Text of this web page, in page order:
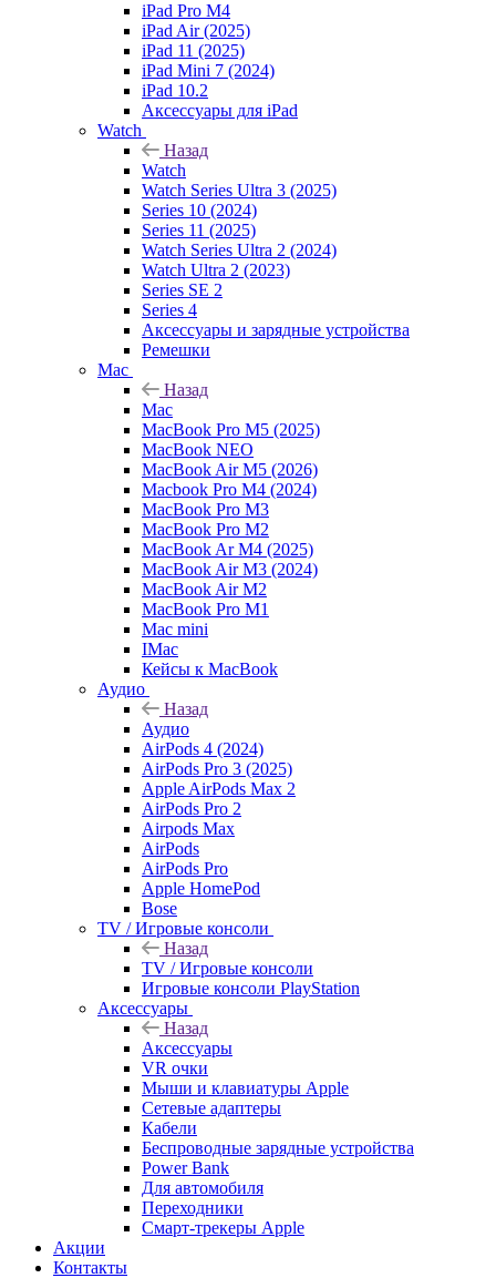
iPad Pro M4
iPad Air (2025)
iPad 11 (2025)
iPad Mini 7 (2024)
iPad 10.2
Аксессуары для iPad
Watch
Назад
Watch
Watch Series Ultra 3 (2025)
Series 10 (2024)
Series 11 (2025)
Watch Series Ultra 2 (2024)
Watch Ultra 2 (2023)
Series SE 2
Series 4
Аксессуары и зарядные устройства
Ремешки
Mac
Назад
Mac
MacBook Pro M5 (2025)
MacBook NEO
MacBook Air M5 (2026)
Macbook Pro M4 (2024)
MacBook Pro M3
MacBook Pro M2
MacBook Ar M4 (2025)
MacBook Air M3 (2024)
MacBook Air M2
MacBook Pro M1
Mac mini
IMac
Кейсы к MacBook
Аудио
Назад
Аудио
AirPods 4 (2024)
AirPods Pro 3 (2025)
Apple AirPods Max 2
AirPods Pro 2
Airpods Max
AirPods
AirPods Pro
Apple HomePod
Bose
TV / Игровые консоли
Назад
TV / Игровые консоли
Игровые консоли PlayStation
Аксессуары
Назад
Аксессуары
VR очки
Мыши и клавиатуры Apple
Сетевые адаптеры
Кабели
Беспроводные зарядные устройства
Power Bank
Для автомобиля
Переходники
Смарт-трекеры Apple
Акции
Контакты